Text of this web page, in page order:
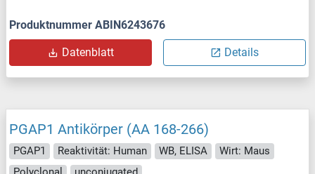
Produktnummer ABIN6243676
Datenblatt Details
PGAP1 Antikörper (AA 168-266)
PGAP1 Reaktivität: Human WB, ELISA
Wirt: Maus